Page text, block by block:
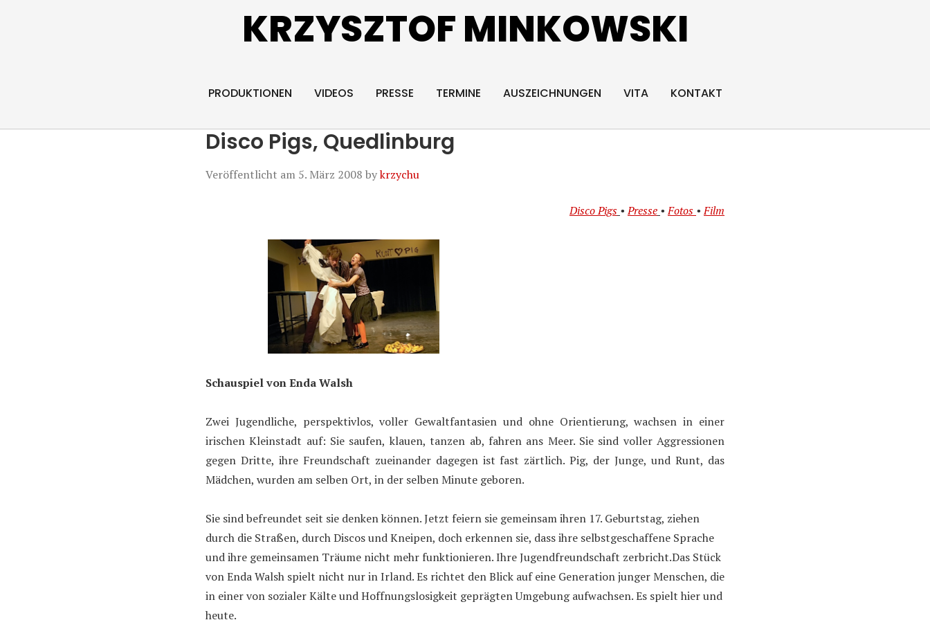
KRZYSZTOF MINKOWSKI
PRODUKTIONEN VIDEOS PRESSE TERMINE AUSZEICHNUNGEN VITA KONTAKT
Disco Pigs, Quedlinburg
Veröffentlicht am 5. März 2008 bykrzychu
Disco Pigs •Presse •Fotos •Film
Schauspiel von Enda Walsh
Zwei Jugendliche, perspektivlos, voller Gewaltfantasien und ohne Orientierung, wachsen in einer
irischen Kleinstadt auf: Sie saufen, klauen, tanzen ab, fahren ans Meer. Sie sind voller Aggressionen
gegen Dritte, ihre Freundschaft zueinander dagegen ist fast zärtlich. Pig, der Junge, und Runt, das
Mädchen, wurden am selben Ort, in der selben Minute geboren.
Sie sind befreundet seit sie denken können. Jetzt feiern sie gemeinsam ihren 17. Geburtstag, ziehen
durch die Straßen, durch Discos und Kneipen, doch erkennen sie, dass ihre selbstgeschaffene Sprache
und ihre gemeinsamen Träume nicht mehr funktionieren. Ihre Jugendfreundschaft zerbricht.Das Stück
von Enda Walsh spielt nicht nur in Irland. Es richtet den Blick auf eine Generation junger Menschen, die
in einer von sozialer Kälte und Hoffnungslosigkeit geprägten Umgebung aufwachsen. Es spielt hier und
heute.